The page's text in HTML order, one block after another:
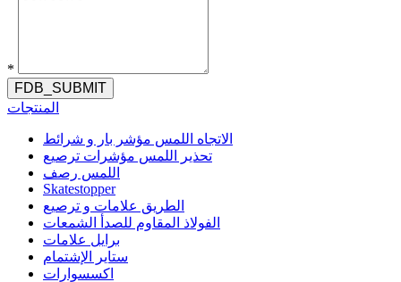
*
FDB_SUBMIT
المنتجات
الاتجاه اللمس مؤشر بار و شرائط
تحذير اللمس مؤشرات ترصيع
اللمس رصف
Skatestopper
الطريق علامات و ترصيع
الفولاذ المقاوم للصدأ الشمعات
برايل علامات
ستاير الإشتمام
اكسسوارات